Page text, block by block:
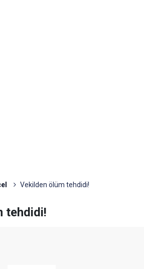
Vekilden ölüm tehdidi!
tehdidi!